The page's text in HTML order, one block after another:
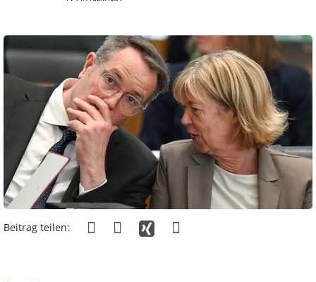
Beitrag teilen: